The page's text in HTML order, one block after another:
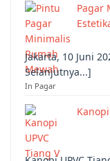
Pagar
Jakarta, 10 Juni
Selanjutnya...]
In Pagar